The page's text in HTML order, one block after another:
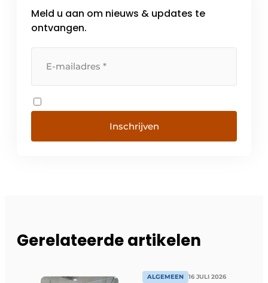
Meld u aan om nieuws & updates te
ontvangen.
Inschrijven
Gerelateerde artikelen
ALGEMEEN 16 JULI 2026